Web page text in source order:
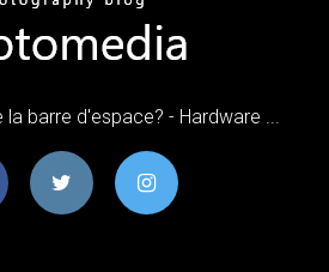
barre d'espace? - Hardware ...